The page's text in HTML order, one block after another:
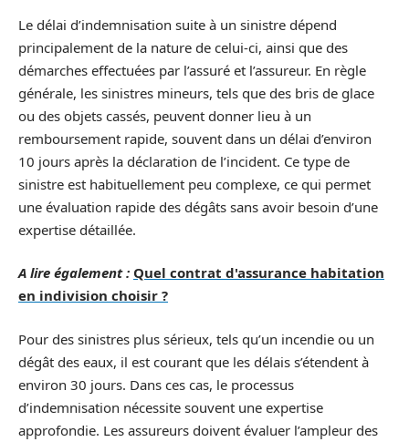
Le délai d’indemnisation suite à un sinistre dépend
principalement de la nature de celui-ci, ainsi que des
démarches effectuées par l’assuré et l’assureur. En règle
générale, les sinistres mineurs, tels que des bris de glace
ou des objets cassés, peuvent donner lieu à un
remboursement rapide, souvent dans un délai d’environ
10 jours après la déclaration de l’incident. Ce type de
sinistre est habituellement peu complexe, ce qui permet
une évaluation rapide des dégâts sans avoir besoin d’une
expertise détaillée.
A lire également : Quel contrat d'assurance habitation
en indivision choisir ?
Pour des sinistres plus sérieux, tels qu’un incendie ou un
dégât des eaux, il est courant que les délais s’étendent à
environ 30 jours. Dans ces cas, le processus
d’indemnisation nécessite souvent une expertise
approfondie. Les assureurs doivent évaluer l’ampleur des